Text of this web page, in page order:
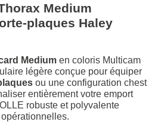
Medium
plaques Haley
Medium en coloris Multicam
légère conçue pour équiper
ou une configuration chest
entièrement votre emport
robuste et polyvalente